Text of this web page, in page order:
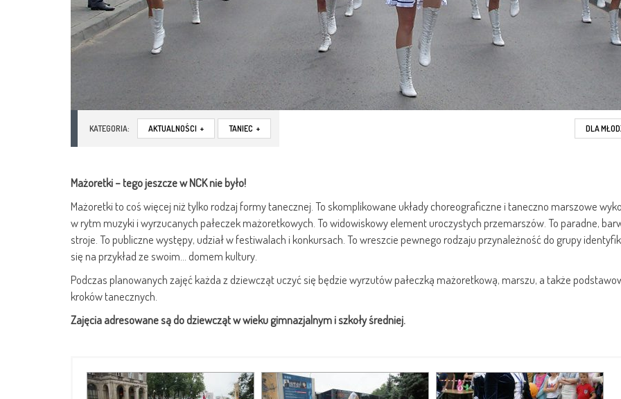
KATEGORIA: AKTUALNOŚCI + TANIEC + DLA
Mażoretki – tego jeszcze w NCK nie było!
Mażoretki to coś więcej niż tylko rodzaj formy tanecznej. To skomplikowane układy choreograficzne i taneczno marszowe
w rytm muzyki i wyrzucanych pałeczek mażoretkowych. To widowiskowy element uroczystych przemarszów. To paradne,
stroje. To publiczne występy, udział w festiwalach i konkursach. To wreszcie pewnego rodzaju przynależność do grupy
się na przykład ze swoim… domem kultury.
Podczas planowanych zajęć każda z dziewcząt uczyć się będzie wyrzutów pałeczką mażoretkową, marszu, a także
kroków tanecznych.
Zajęcia adresowane są do dziewcząt w wieku gimnazjalnym i szkoły średniej.